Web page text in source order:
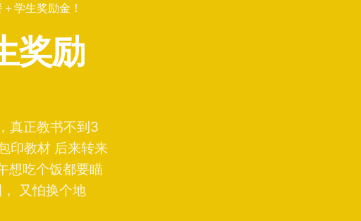
学生奖励金！
奖励
真正教书不到3
印教材 后来转来
想吃个饭都要瞄
又怕换个地